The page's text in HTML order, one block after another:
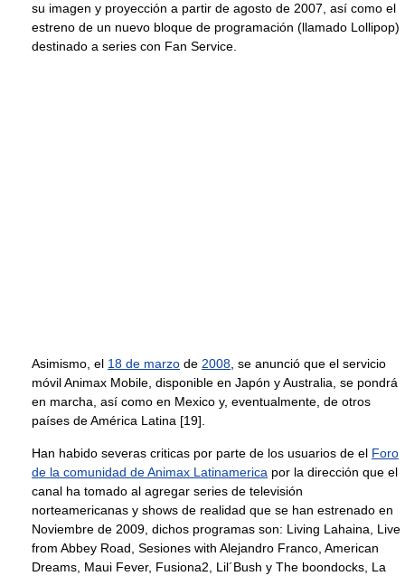
su imagen y proyección a partir de agosto de 2007, así como el
estreno de un nuevo bloque de programación (llamado Lollipop)
destinado a series con Fan Service.
Asimismo, el 18 de marzo de 2008, se anunció que el servicio
móvil Animax Mobile, disponible en Japón y Australia, se pondrá
en marcha, así como en Mexico y, eventualmente, de otros
países de América Latina [19].
Han habido severas criticas por parte de los usuarios de el Foro
de la comunidad de Animax Latinamerica por la dirección que el
canal ha tomado al agregar series de televisión
norteamericanas y shows de realidad que se han estrenado en
Noviembre de 2009, dichos programas son: Living Lahaina, Live
from Abbey Road, Sesiones with Alejandro Franco, American
Dreams, Maui Fever, Fusiona2, Lil´Bush y The boondocks, La